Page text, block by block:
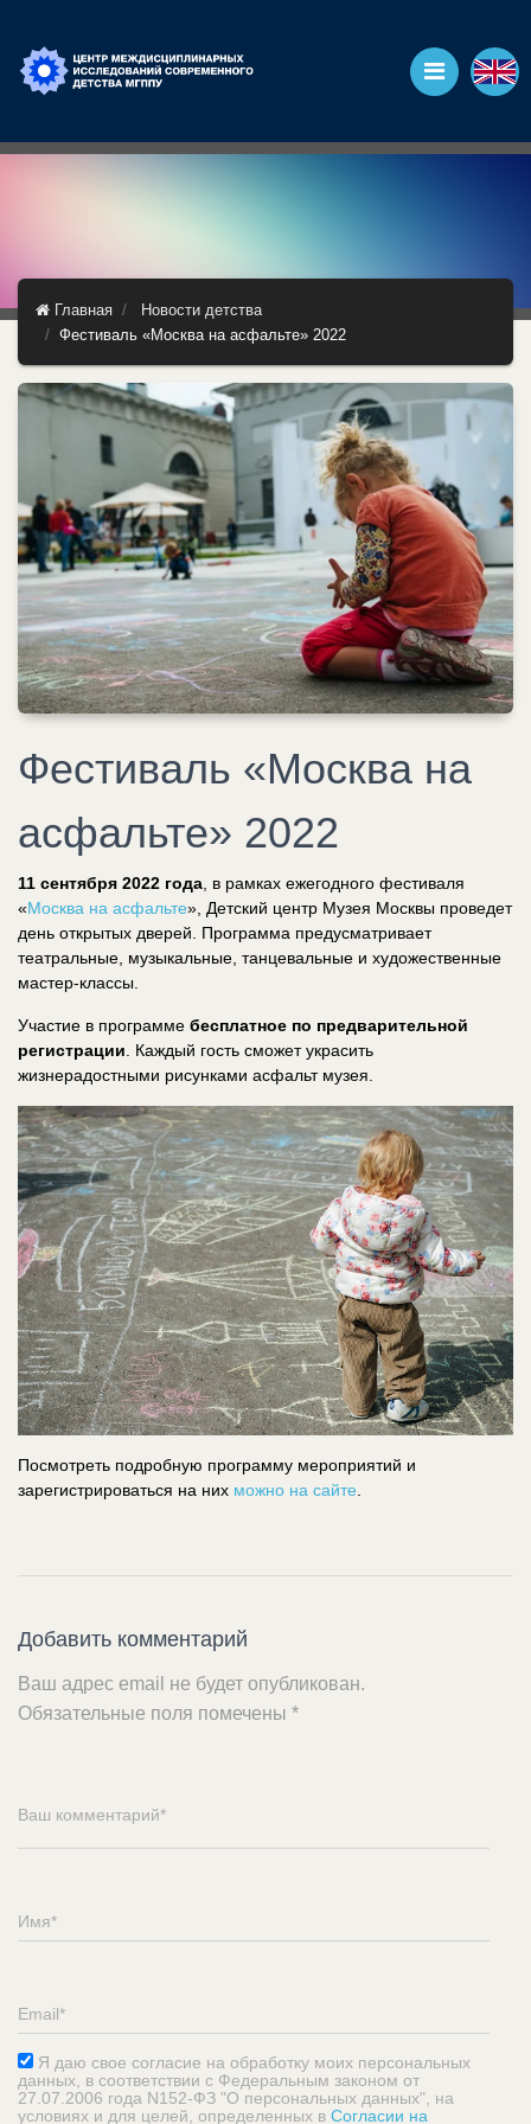
Главная
Новости детства
Фестиваль «Москва на асфальте» 2022
Фестиваль «Москва на
асфальте» 2022
11 сентября 2022 года , в рамках ежегодного фестиваля
«Москва на асфальте», Детский центр Музея Москвы проведет
день открытых дверей. Программа предусматривает
театральные, музыкальные, танцевальные и художественные
мастер-классы.
Участие в программе бесплатное по предварительной
регистрации . Каждый гость сможет украсить
жизнерадостными рисунками асфальт музея.
Посмотреть подробную программу мероприятий и
зарегистрироваться на них можно на сайте
Добавить комментарий
Ваш адрес email не будет опубликован.
Обязательные поля помечены *
Я даю свое согласие на обработку моих персональных
данных, в соответствии с Федеральным законом от
27.07.2006 года N152-ФЗ "О персональных данных", на
условиях и для целей, определенных в Согласии на